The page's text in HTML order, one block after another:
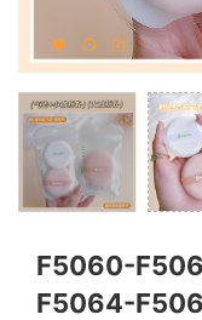
F5060-
F5064-